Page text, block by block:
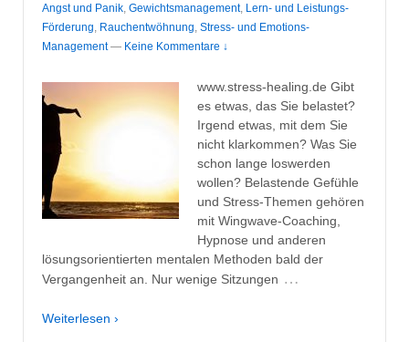
Angst und Panik, Gewichtsmanagement, Lern- und Leistungs-
Förderung, Rauchentwöhnung, Stress- und Emotions-
Management — Keine Kommentare ↓
www.stress-healing.de Gibt
es etwas, das Sie belastet?
Irgend etwas, mit dem Sie
nicht klarkommen? Was Sie
schon lange loswerden
wollen? Belastende Gefühle
und Stress-Themen gehören
mit Wingwave-Coaching,
Hypnose und anderen
lösungsorientierten mentalen Methoden bald der
Vergangenheit an. Nur wenige Sitzungen …
Weiterlesen ›